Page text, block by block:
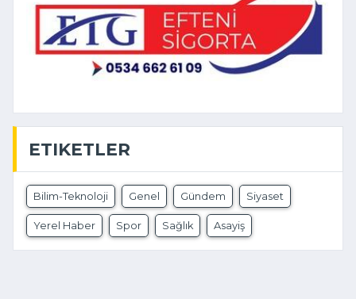
ETIKETLER
Bilim-Teknoloji Genel Gündem Siyaset
Yerel Haber Spor Sağlık Asayiş